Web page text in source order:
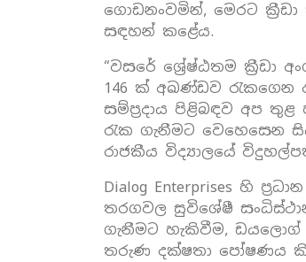
ගොඩනංවමින්, මෙරට
සඳහන් කළේය.
“වසරේ ශ්‍රේෂ්ඨතම
146 ක් අඛණ්ඩව
සම්ප්‍රදාය පිළිබඳව අප
රැක ගැනීමට වෙහෙසෙන
රාජකීය විද්‍යාලයේ
Dialog Enterprises හි
තරගවල සුවිශේෂී
ගැනීමට හැකිවීම,
තරුණ දක්ෂතා පෝෂණය